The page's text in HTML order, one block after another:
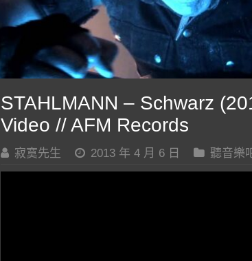
STAHLMANN – Schwarz
Video // AFM Records
寂寞先生 2013 年 4 月 6 日 聽音樂